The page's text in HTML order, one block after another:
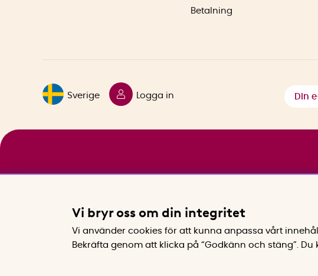
Betalning
Sverige Logga in
Vi bryr oss om din integritet
Vi använder cookies för att kunna anpassa vårt
Bekräfta genom att klicka på “Godkänn och stäng”.